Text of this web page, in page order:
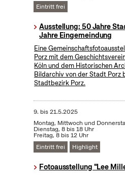
Eintritt frei
Ausstellung: 50 Jahre
Jahre Eingemeindung
Eine
Porz mit dem
Köln und dem Historischen
Bildarchiv von der Stadt Porz
Stadtbezirk Porz.
9. bis21.5.2025
Montag, Mittwoch und
Dienstag, 8 bis 18 Uhr
Freitag, 8 bis 12 Uhr
Eintritt frei
Highlight
Fotoausstellung "Lee